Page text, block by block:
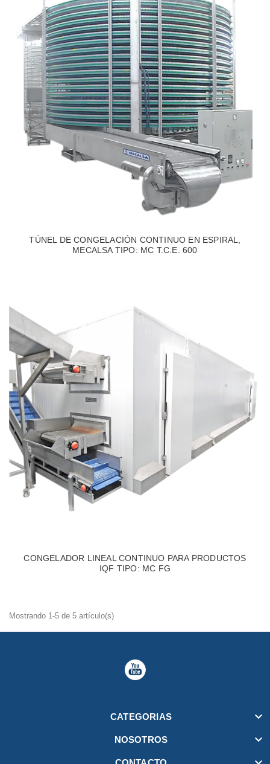
TÚNEL DE CONGELACIÓN CONTINUO EN ESPIRAL,
MECALSA TIPO: MC T.C.E. 600
CONGELADOR LINEAL CONTINUO PARA PRODUCTOS
IQF TIPO: MC FG
Mostrando 1-5 de 5 artículo(s)
CATEGORIAS 
NOSOTROS 